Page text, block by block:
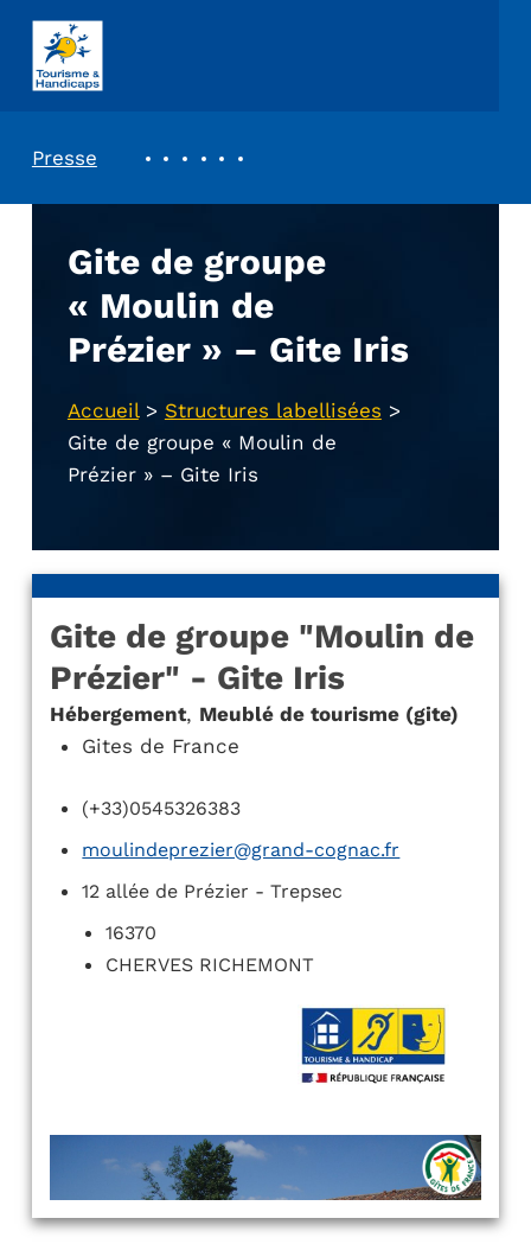
ASSOCIATION TOURISME ET HANDICAPS
Presse
Gite de groupe
« Moulin de
Prézier » – Gite Iris
Accueil> Structures labellisées >
Gite de groupe « Moulin de
Prézier » – Gite Iris
Gite de groupe "Moulin de
Prézier" - Gite Iris
Hébergement, Meublé de tourisme (gite)
Gites de France
(+33)0545326383
moulindeprezier@grand-cognac.fr
12 allée de Prézier - Trepsec
16370
CHERVES RICHEMONT